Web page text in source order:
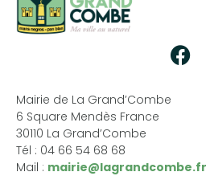
Mairie de La Grand’Combe
6 Square Mendès France
30110 La Grand’Combe
Tél : 04 66 54 68 68
Mail : mairie@lagrandcombe.fr